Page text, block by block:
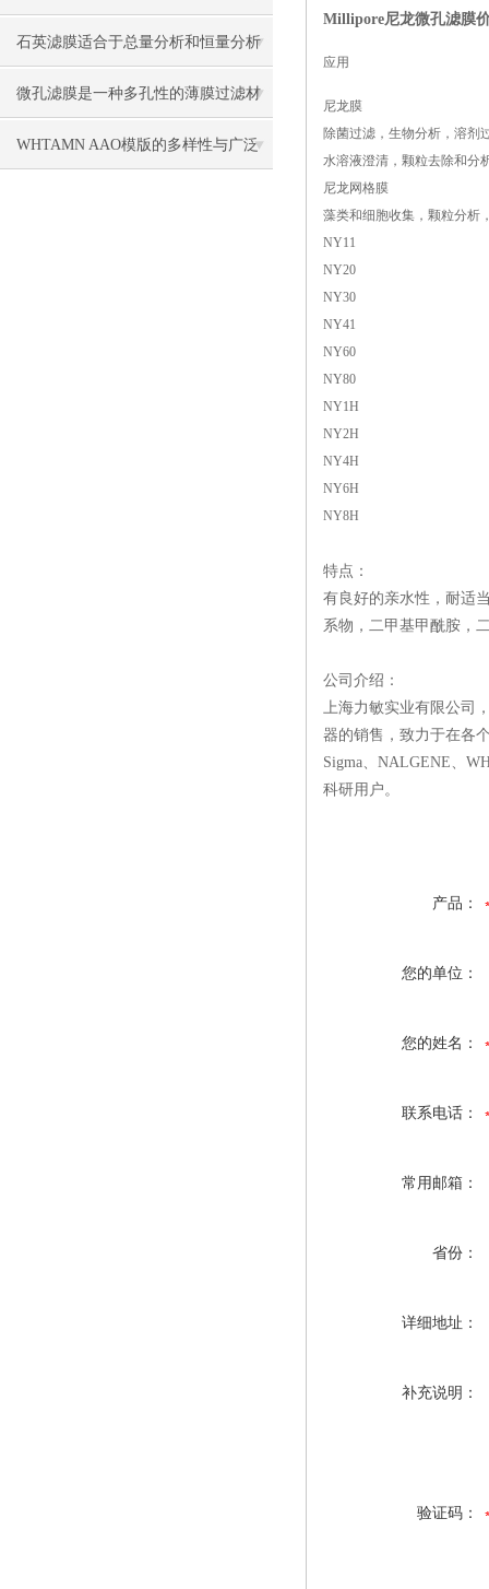
石英滤膜适合于总量分析和恒量分析
微孔滤膜是一种多孔性的薄膜过滤材
料
WHTAMN AAO模版的多样性与广泛
Millipore尼龙微孔滤膜
应用
尼龙膜
除菌过滤，生物分析，溶剂
水溶液澄清，颗粒去除和分
尼龙网格膜
藻类和细胞收集，颗粒分析
NY11
NY20
NY30
NY41
NY60
NY80
NY1H
NY2H
NY4H
NY6H
NY8H
特点：
有良好的亲水性，耐适
系物，二甲基甲酰胺，
公司介绍：
上海力敏实业有限公司
器的销售，致力于在各
Sigma、NALGENE、
科研用户。
产品：
您的单位：
您的姓名：
联系电话：
常用邮箱：
省份：
详细地址：
补充说明：
验证码：